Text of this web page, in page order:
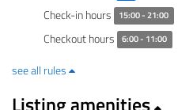
Check-in hours 15:00 - 21:00
Checkout hours 6:00 - 11:00
see all rules
Listing amenities